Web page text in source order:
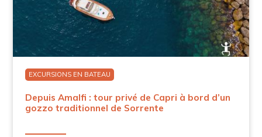
EXCURSIONS EN BATEAU
Depuis Amalfi : tour privé de Capri à bord d’un
gozzo traditionnel de Sorrente